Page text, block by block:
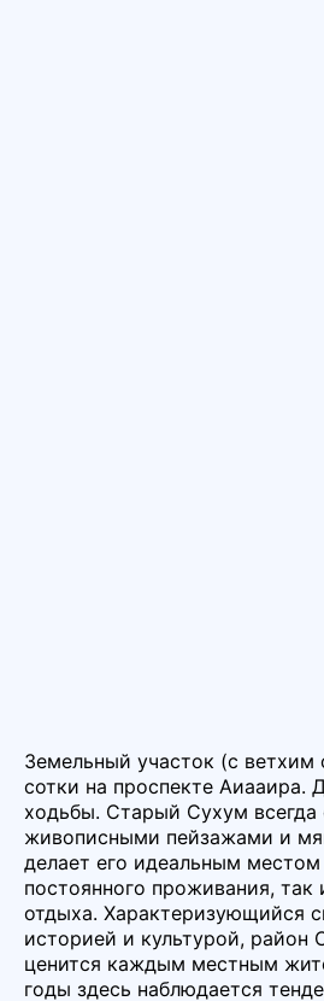
Земельный участок (с ветхим
сотки на проспекте Аиааира.
ходьбы. Старый Сухум всегда
живописными пейзажами и
делает его идеальным местом
постоянного проживания, так
отдыха. Характеризующийся
историей и культурой, район
ценится каждым местным
годы здесь наблюдается